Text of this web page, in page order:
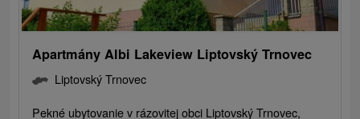
Apartmány Albi Lakeview Liptovský Trnovec
Liptovský Trnovec
Pekné ubytovanie v rázovitej obci Liptovský Trnovec,